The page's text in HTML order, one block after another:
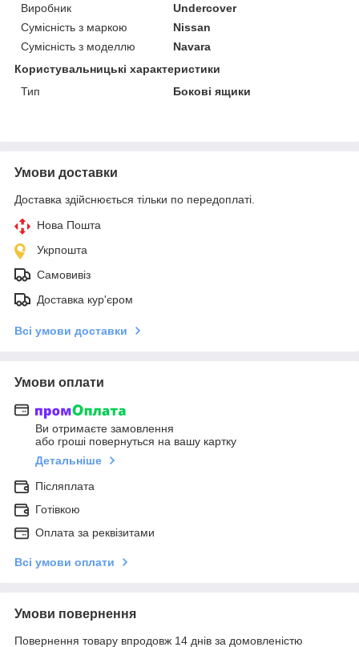
Виробник
Undercover
Сумісність з маркою
Nissan
Сумісність з моделлю
Navara
Користувальницькі характеристики
Тип
Бокові ящики
Умови доставки
Доставка здійснюється тільки по передоплаті.
Нова Пошта
Укрпошта
Самовивіз
Доставка кур'єром
Всі умови доставки
Умови оплати
Ви отримаєте замовлення
або гроші повернуться на вашу картку
Детальніше
Післяплата
Готівкою
Оплата за реквізитами
Всі умови оплати
Умови повернення
Повернення товару впродовж 14 днів за домовленістю